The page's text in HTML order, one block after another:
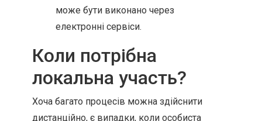
може бути виконано через
електронні сервіси.
Коли потрібна
локальна участь?
Хоча багато процесів можна здійснити
дистанційно, є випадки, коли особиста